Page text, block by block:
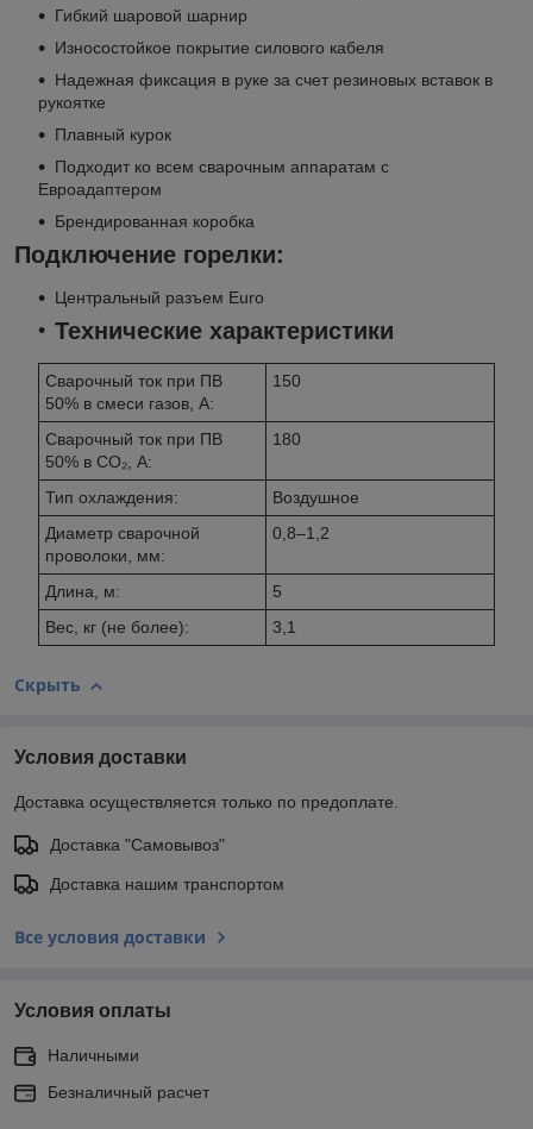
Гибкий шаровой шарнир
Износостойкое покрытие силового кабеля
Надежная фиксация в руке за счет резиновых вставок в
рукоятке
Плавный курок
Подходит ко всем сварочным аппаратам с
Евроадаптером
Брендированная коробка
Подключение горелки:
Центральный разъем Euro
Технические характеристики
Сварочный ток при ПВ
50% в смеси газов, А:
150
Сварочный ток при ПВ
50% в CO₂, А:
180
Тип охлаждения:
Воздушное
Диаметр сварочной
проволоки, мм:
0,8–1,2
Длина, м:
5
Вес, кг (не более):
3,1
Скрыть
Условия доставки
Доставка осуществляется только по предоплате.
Доставка "Самовывоз"
Доставка нашим транспортом
Все условия доставки
Условия оплаты
Наличными
Безналичный расчет